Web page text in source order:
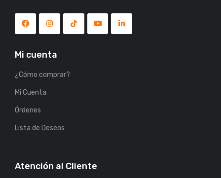
Mi cuenta
¿Cómo comprar?
Mi Cuenta
Órdenes
Lista de Deseos
Atención al Cliente